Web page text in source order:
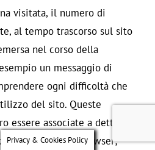
visitata, il numero di
al tempo trascorso sul sito
nel corso della
un messaggio di
ogni difficoltà che
del sito. Queste
essere associate a dettagli
IP, dominio o browser;
Privacy & Cookies Policy